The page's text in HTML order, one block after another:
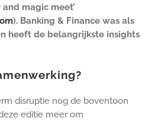
and magic meet’
). Banking & Finance was als
heeft de belangrijkste insights
disruptie nog de boventoon
editie meer om